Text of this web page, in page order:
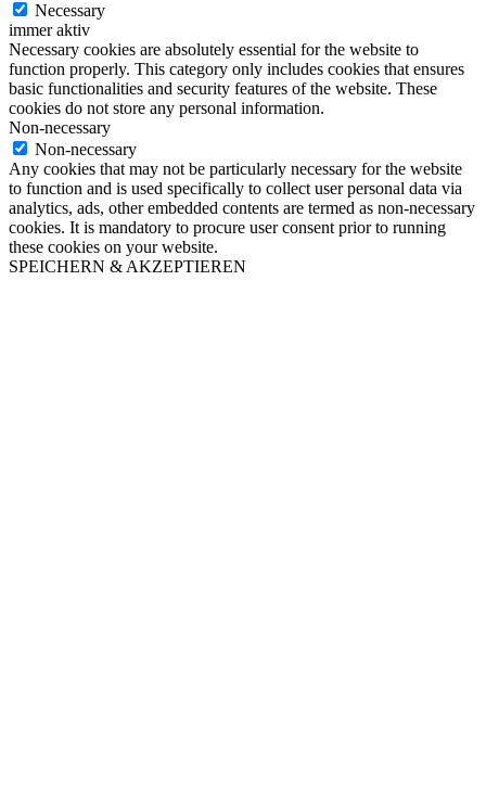
Necessary
immer aktiv
Necessary cookies are absolutely essential for the website to
function properly. This category only includes cookies that ensures
basic functionalities and security features of the website. These
cookies do not store any personal information.
Non-necessary
Non-necessary
Any cookies that may not be particularly necessary for the website
to function and is used specifically to collect user personal data via
analytics, ads, other embedded contents are termed as non-necessary
cookies. It is mandatory to procure user consent prior to running
these cookies on your website.
SPEICHERN & AKZEPTIEREN